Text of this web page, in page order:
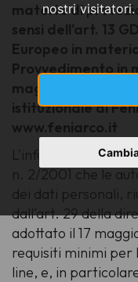
nostri visitatori.
materia di
sensi dell'art. 13
Europeo in
Provvedimento in
maggio 2014, a
istituzionale di
www.feniarco.it
L'informativa si
n. 2/2001 che le
dei dati personali,
dall'art. 29 della
adottato il 17
requisiti minimi per
line, e, in